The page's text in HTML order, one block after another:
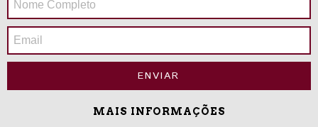
MAIS INFORMAÇÕES